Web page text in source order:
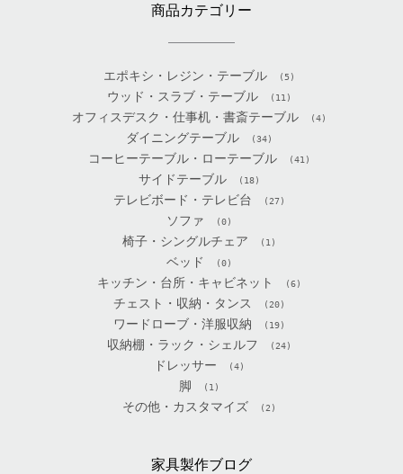
商品カテゴリー
エポキシ・レジン・テーブル (5)
ウッド・スラブ・テーブル (11)
オフィスデスク・仕事机・書斎テーブル (4)
ダイニングテーブル (34)
コーヒーテーブル・ローテーブル (41)
サイドテーブル (18)
テレビボード・テレビ台 (27)
ソファ (0)
椅子・シングルチェア (1)
ベッド (0)
キッチン・台所・キャビネット (6)
チェスト・収納・タンス (20)
ワードローブ・洋服収納 (19)
収納棚・ラック・シェルフ (24)
ドレッサー (4)
脚 (1)
その他・カスタマイズ (2)
家具製作ブログ